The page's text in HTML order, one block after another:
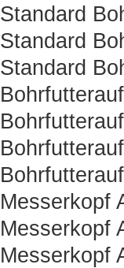
Standard
Standard
Standard
Messerkopf
Messerkopf
Messerkopf